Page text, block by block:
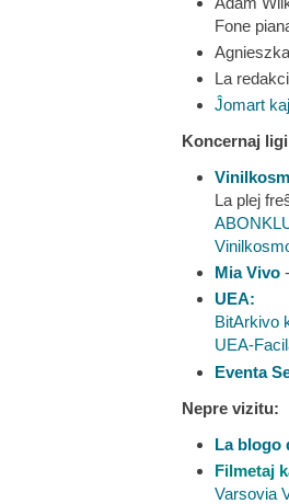
Fone
La
Ĵomart
Koncernaj
La plej
Mia Vivo
UEA:
BitArkivo
UEA-
Eventa
Nepre vizitu:
La blogo
Filmetaj
Varsovia